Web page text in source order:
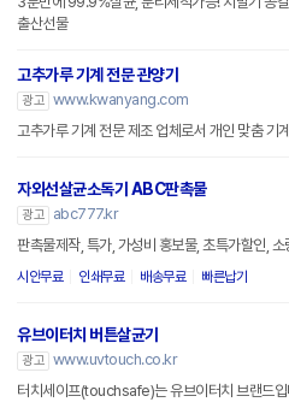
출산선물
고추가루 기계 전문 관양기
광고 www.kwanyang.com
고추가루 기계 전문 제조 업체로서 개인 맞춤 기
자외선살균소독기 ABC판촉물
광고
abc777.kr
판촉물제작, 특가, 가성비 홍보물, 초특가할인,
시안무료 인쇄무료 배송무료 빠른납기
유브이터치 버튼살균기
광고 www.uvtouch.co.kr
터치세이프(touchsafe)는 유브이터치 브랜드입